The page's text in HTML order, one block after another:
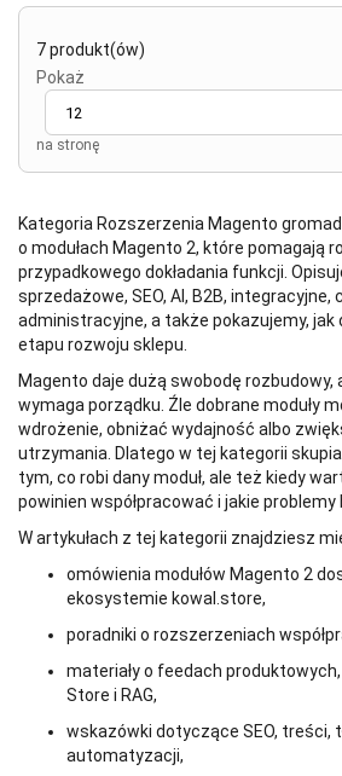
7 produkt(ów)
Pokaż
na stronę
Kategoria Rozszerzenia Magento
o modułach Magento 2, które pomagają
przypadkowego dokładania funkcji.
sprzedażowe, SEO, AI, B2B, integracyjne,
administracyjne, a także pokazujemy, jak
etapu rozwoju sklepu.
Magento daje dużą swobodę rozbudowy,
wymaga porządku. Źle dobrane moduły
wdrożenie, obniżać wydajność albo
utrzymania. Dlatego w tej kategorii
tym, co robi dany moduł, ale też kiedy
powinien współpracować i jakie
W artykułach z tej kategorii znajdziesz
omówienia modułów Magento 2
ekosystemie kowal.store,
poradniki o rozszerzeniach
materiały o feedach produktowych,
Store i RAG,
wskazówki dotyczące SEO, treści,
automatyzacji,